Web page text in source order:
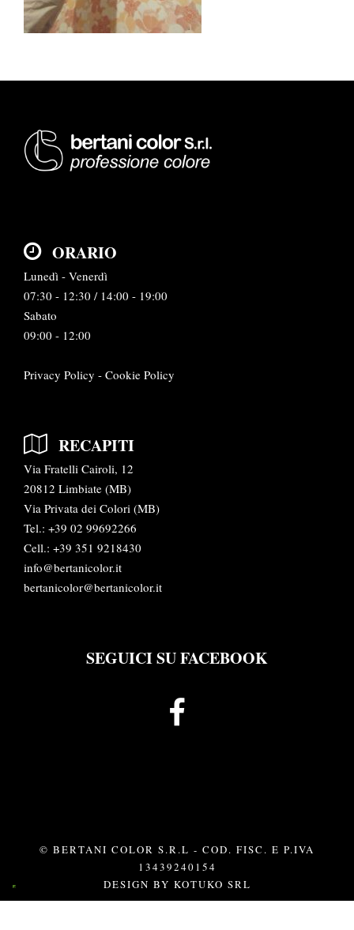
ORARIO
Lunedì - Venerdì
07:30 - 12:30 / 14:00 - 19:00
Sabato
09:00 - 12:00
Privacy Policy - Cookie Policy
RECAPITI
Via Fratelli Cairoli, 12
20812 Limbiate (MB)
Via Privata dei Colori (MB)
Tel.: +39 02 99692266
Cell.: +39 351 9218430
info@bertanicolor.it
bertanicolor@bertanicolor.it
SEGUICI SU FACEBOOK
© BERTANI COLOR S.R.L - COD. FISC. E P.IVA
13439240154
DESIGN BY KOTUKO SRL